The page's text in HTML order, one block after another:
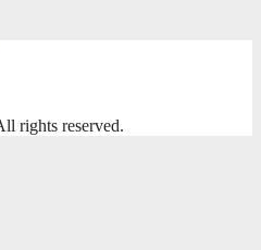
rights reserved.